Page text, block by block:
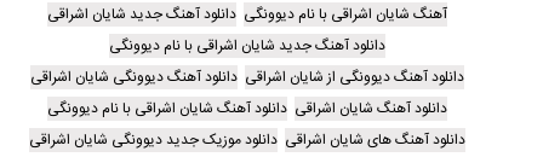
آهنگ شایان اشراقی با نام دیوونگی دانلود آهنگ جدید شایان اشراقی
دانلود آهنگ جدید شایان اشراقی با نام دیوونگی
دانلود آهنگ دیوونگی از شایان اشراقی دانلود آهنگ دیوونگی شایان اشراقی
دانلود آهنگ شایان اشراقی دانلود آهنگ شایان اشراقی با نام دیوونگی
دانلود آهنگ های شایان اشراقی دانلود موزیک جدید دیوونگی شایان اشراقی